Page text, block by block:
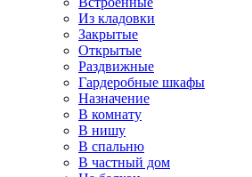
Из кладовки
Закрытые
Открытые
Раздвижные
Гардеробные шкафы
Назначение
В комнату
В нишу
В спальню
В частный дом